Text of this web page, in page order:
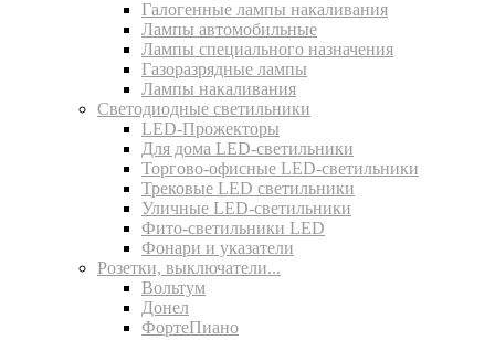
Галогенные лампы накаливания
Лампы автомобильные
Лампы специального назначения
Газоразрядные лампы
Лампы накаливания
Светодиодные светильники
LED-Прожекторы
Для дома LED-светильники
Торгово-офисные LED-светильники
Трековые LED светильники
Уличные LED-светильники
Фито-светильники LED
Фонари и указатели
Розетки, выключатели...
Вольтум
Донел
ФортеПиано